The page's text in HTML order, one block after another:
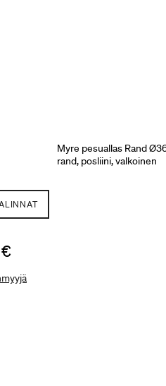
Myre pesuallas Rand
rand, posliini, valkoinen